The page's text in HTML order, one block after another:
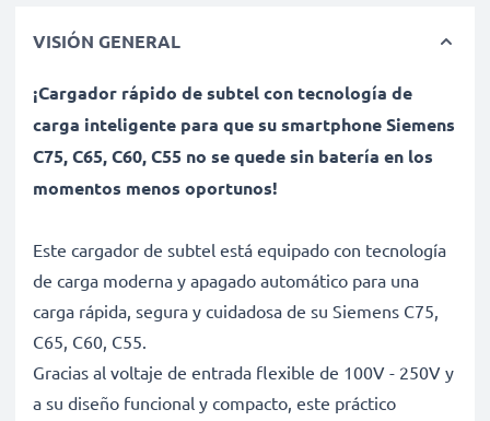
VISIÓN GENERAL
¡Cargador rápido de subtel con tecnología de
carga inteligente para que su smartphone Siemens
C75, C65, C60, C55 no se quede sin batería en los
momentos menos oportunos!
Este cargador de subtel está equipado con tecnología
de carga moderna y apagado automático para una
carga rápida, segura y cuidadosa de su Siemens C75,
C65, C60, C55.
Gracias al voltaje de entrada flexible de 100V - 250V y
a su diseño funcional y compacto, este práctico